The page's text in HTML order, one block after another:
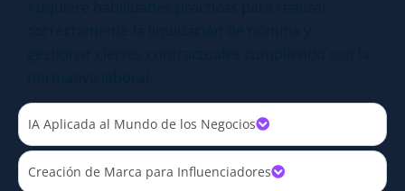
IA Aplicada al Mundo de los Negocios
Creación de Marca para Influenciadores